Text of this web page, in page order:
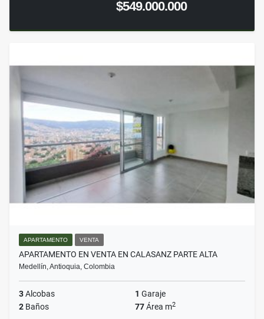
$549.000.000
APARTAMENTO VENTA
APARTAMENTO EN VENTA EN CALASANZ PARTE ALTA
Medellín, Antioquia, Colombia
3Alcobas 1 Garaje
2 Baños 77Área m2